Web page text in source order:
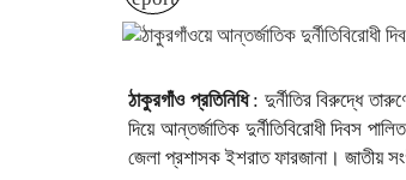
ঠাকুরগাঁও প্রতিনিধি: দুর্নীতির বিরুদ্ধে
দিয়ে আন্তর্জাতিক দুর্নীতিবিরোধী দিবস
জেলা প্রশাসক ইশরাত ফারজানা। জাতীয়